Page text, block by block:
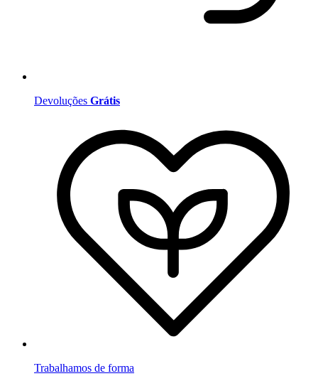
Devoluções Grátis
Trabalhamos de forma